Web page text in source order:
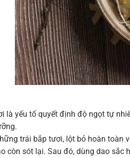
là yếu tố quyết định độ ngọt tự
trái bắp tươi, lột bỏ hoàn toàn
còn sót lại. Sau đó, dùng dao sắc